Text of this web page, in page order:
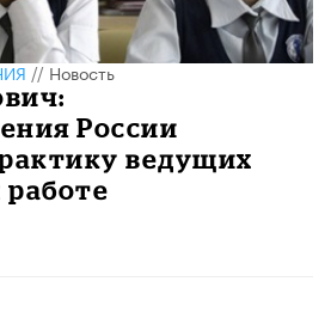
//Новость
России
ведущих